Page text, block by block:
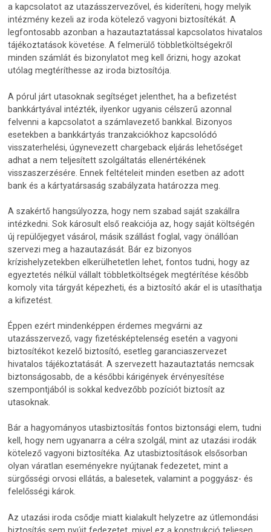
a kapcsolatot az utazásszervezővel, és kideríteni, hogy melyik
intézmény kezeli az iroda kötelező vagyoni biztosítékát. A
legfontosabb azonban a hazautaztatással kapcsolatos hivatalos
tájékoztatások követése. A felmerülő többletköltségekről
minden számlát és bizonylatot meg kell őrizni, hogy azokat
utólag megtéríthesse az iroda biztosítója.
A pórul járt utasoknak segítséget jelenthet, ha a befizetést
bankkártyával intézték, ilyenkor ugyanis célszerű azonnal
felvenni a kapcsolatot a számlavezető bankkal. Bizonyos
esetekben a bankkártyás tranzakciókhoz kapcsolódó
visszaterhelési, úgynevezett chargeback eljárás lehetőséget
adhat a nem teljesített szolgáltatás ellenértékének
visszaszerzésére. Ennek feltételeit minden esetben az adott
bank és a kártyatársaság szabályzata határozza meg.
A szakértő hangsúlyozza, hogy nem szabad saját szakállra
intézkedni. Sok károsult első reakciója az, hogy saját költségén
új repülőjegyet vásárol, másik szállást foglal, vagy önállóan
szervezi meg a hazautazását. Bár ez bizonyos
krízishelyzetekben elkerülhetetlen lehet, fontos tudni, hogy az
egyeztetés nélkül vállalt többletköltségek megtérítése később
komoly vita tárgyát képezheti, és a biztosító akár el is utasíthatja
a kifizetést.
Éppen ezért mindenképpen érdemes megvárni az
utazásszervező, vagy fizetésképtelenség esetén a vagyoni
biztosítékot kezelő biztosító, esetleg garanciaszervezet
hivatalos tájékoztatását. A szervezett hazautaztatás nemcsak
biztonságosabb, de a későbbi kárigények érvényesítése
szempontjából is sokkal kedvezőbb pozíciót biztosít az
utasoknak.
Bár a hagyományos utasbiztosítás fontos biztonsági elem, tudni
kell, hogy nem ugyanarra a célra szolgál, mint az utazási irodák
kötelező vagyoni biztosítéka. Az utasbiztosítások elsősorban
olyan váratlan eseményekre nyújtanak fedezetet, mint a
sürgősségi orvosi ellátás, a balesetek, valamint a poggyász- és
felelősségi károk.
Az utazási iroda csődje miatt kialakult helyzetre az útlemondási
biztosítás sem nyújt fedezetet, mivel ez a konstrukció teljesen